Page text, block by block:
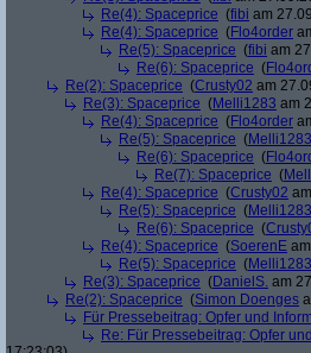
Re(4): Spaceprice (fibi am
Re(4): Spaceprice (Flo4order
Re(5): Spaceprice (fibi am
Re(6): Spaceprice (
Re(2): Spaceprice (Crusty02 am
Re(3): Spaceprice (Melli1283 am
Re(4): Spaceprice (Flo4order
Re(5): Spaceprice (Melli1283
Re(6): Spaceprice (
Re(7): Spaceprice (
Re(4): Spaceprice (Crusty02
Re(5): Spaceprice (Melli1283
Re(6): Spaceprice (
Re(4): Spaceprice (SoerenE
Re(5): Spaceprice (Melli1283
Re(3): Spaceprice (DanielS. am
Re(2): Spaceprice (Simon Doenges
Für Pressebeitrag: Opfer und
Re: Für Pressebeitrag: Opfer